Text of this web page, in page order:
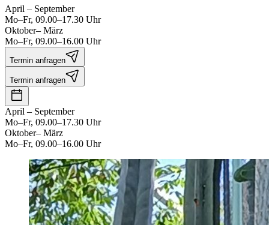
April – September
Mo–Fr, 09.00–17.30 Uhr
Oktober– März
Mo–Fr, 09.00–16.00 Uhr
Termin anfragen
Termin anfragen
April – September
Mo–Fr, 09.00–17.30 Uhr
Oktober– März
Mo–Fr, 09.00–16.00 Uhr